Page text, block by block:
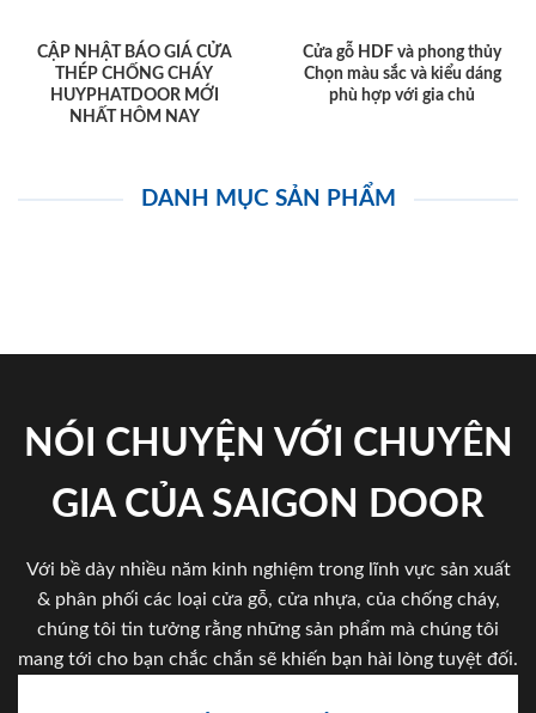
CẬP NHẬT BÁO GIÁ CỬA
THÉP CHỐNG CHÁY
HUYPHATDOOR MỚI
NHẤT HÔM NAY
Cửa gỗ HDF và phong thủy
Chọn màu sắc và kiểu dáng
phù hợp với gia chủ
DANH MỤC SẢN PHẨM
NÓI CHUYỆN VỚI CHUYÊN
GIA CỦA SAIGON DOOR
Với bề dày nhiều năm kinh nghiệm trong lĩnh vực sản xuất
& phân phối các loại cửa gỗ, cửa nhựa, của chống cháy,
chúng tôi tin tưởng rằng những sản phẩm mà chúng tôi
mang tới cho bạn chắc chắn sẽ khiến bạn hài lòng tuyệt đối.